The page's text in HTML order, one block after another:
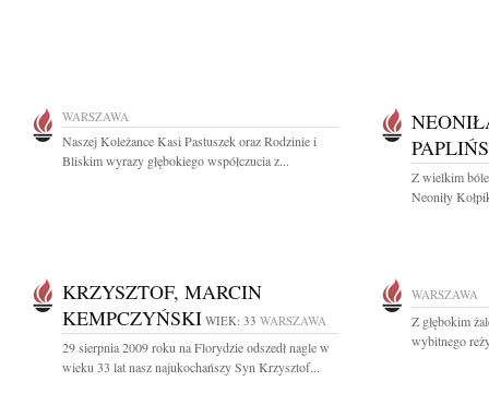
WARSZAWA
Naszej Koleżance Kasi Pastuszek oraz Rodzinie i
Bliskim wyrazy głębokiego współczucia z...
Z wielkim
Neoniły
KRZYSZTOF, MARCIN
KEMPCZYŃSKI WIEK: 33 WARSZAWA
29 sierpnia 2009 roku na Florydzie odszedł nagle w
wieku 33 lat nasz najukochańszy Syn Krzysztof...
WARSZAWA
Z głębokim
wybitnego